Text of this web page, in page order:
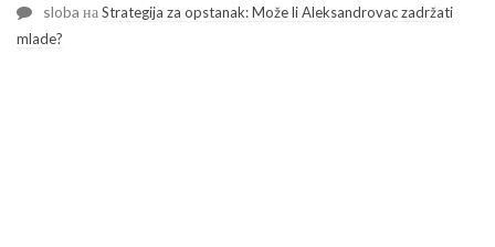
sloba наStrategija za opstanak: Može li Aleksandrovac zadržati
mlade?